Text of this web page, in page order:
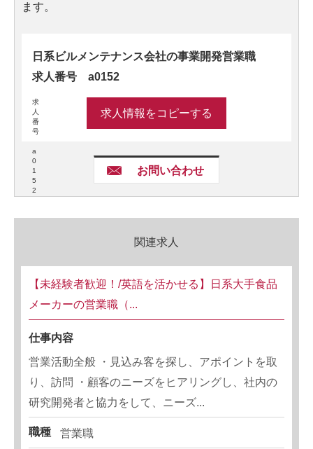
ます。
求
人
番
号
a
0
1
5
2
日系ビルメンテナンス会社の事業開発営業職
求人番号 a0152
求人情報をコピーする
お問い合わせ
関連求人
【未経験者歓迎！/英語を活かせる】日系大手食品
メーカーの営業職（...
仕事内容
営業活動全般 ・見込み客を探し、アポイントを取
り、訪問 ・顧客のニーズをヒアリングし、社内の
研究開発者と協力をして、ニーズ...
職種 営業職